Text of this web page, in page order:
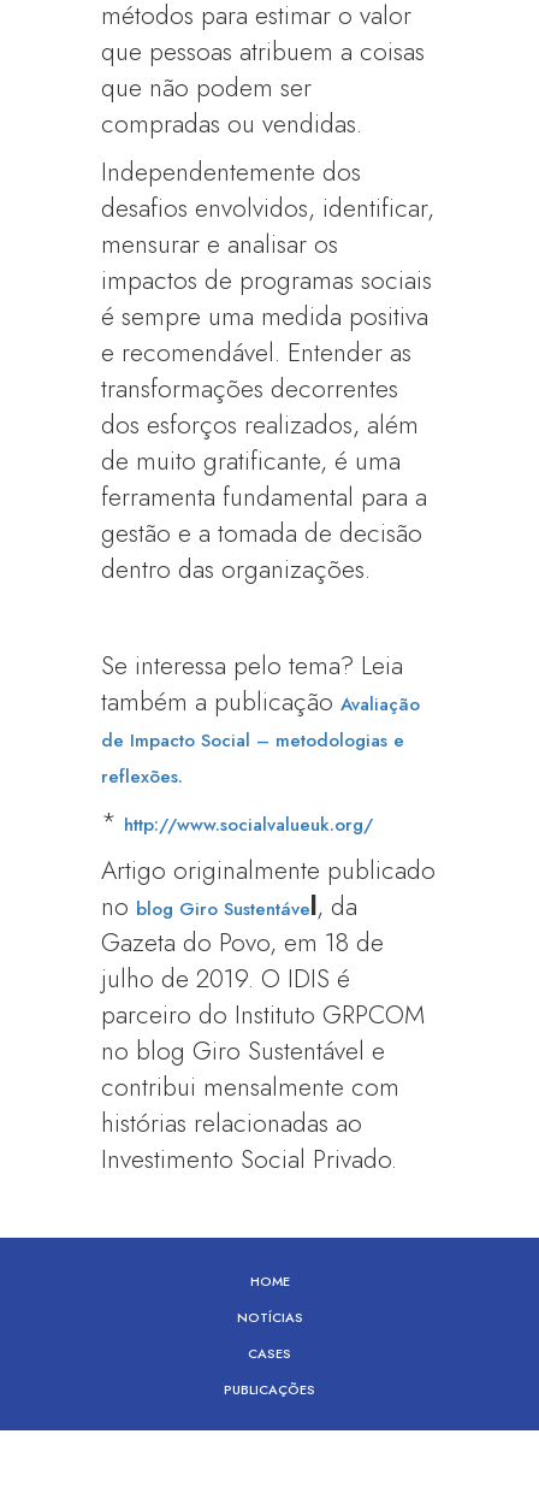
métodos para estimar o valor
que pessoas atribuem a coisas
que não podem ser
compradas ou vendidas.
Independentemente dos
desafios envolvidos, identificar,
mensurar e analisar os
impactos de programas sociais
é sempre uma medida positiva
e recomendável. Entender as
transformações decorrentes
dos esforços realizados, além
de muito gratificante, é uma
ferramenta fundamental para a
gestão e a tomada de decisão
dentro das organizações.
Se interessa pelo tema? Leia
também a publicaçãoAvaliação
de Impacto Social – metodologias e
reflexões.
* http://www.socialvalueuk.org/
Artigo originalmente publicado
no blog Giro Sustentável, da
Gazeta do Povo, em 18 de
julho de 2019. O IDIS é
parceiro do Instituto GRPCOM
no blog Giro Sustentável e
contribui mensalmente com
histórias relacionadas ao
Investimento Social Privado.
HOME
NOTÍCIAS
CASES
PUBLICAÇÕES